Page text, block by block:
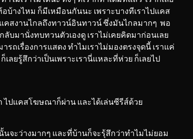
บ้างไหม ก็มีเหมือนกันนะ เพราะบางทีเราไปแคส
คสงานไกลถึงทาวน์อินทาวน์ ซึ่งมันไกลมากๆ พอ
ลับมานั่งทบทวนตัวเองดู เราไม่เคยคิดมาก่อนเลย
รถเรื่องการแสดง ทำไมเราไม่มองตรงจุดนี้ เราแค่
ลยรู้สึกว่าเป็นเพราะเรานี่แหละที่ห่วย ก็เลยไป
ไปแคสโฆษณาก็ผ่าน และได้เล่นซีรีส์ด้วย
จะว่างมากๆ และที่บ้านก็จะรุ้สึกว่าทำไมไม่ยอม